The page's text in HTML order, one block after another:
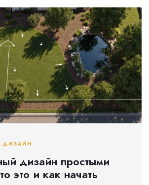
дизайн простыми
это и как начать